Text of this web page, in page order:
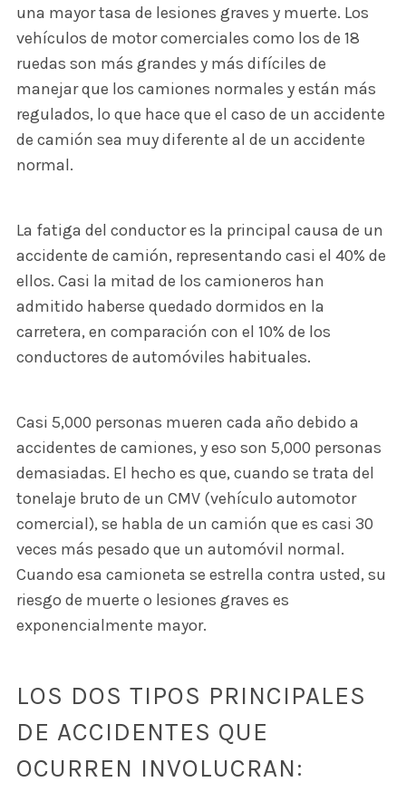
una mayor tasa de lesiones graves y muerte. Los
vehículos de motor comerciales como los de 18
ruedas son más grandes y más difíciles de
manejar que los camiones normales y están más
regulados, lo que hace que el caso de un accidente
de camión sea muy diferente al de un accidente
normal.
La fatiga del conductor es la principal causa de un
accidente de camión, representando casi el 40% de
ellos. Casi la mitad de los camioneros han
admitido haberse quedado dormidos en la
carretera, en comparación con el 10% de los
conductores de automóviles habituales.
Casi 5,000 personas mueren cada año debido a
accidentes de camiones, y eso son 5,000 personas
demasiadas. El hecho es que, cuando se trata del
tonelaje bruto de un CMV (vehículo automotor
comercial), se habla de un camión que es casi 30
veces más pesado que un automóvil normal.
Cuando esa camioneta se estrella contra usted, su
riesgo de muerte o lesiones graves es
exponencialmente mayor.
LOS DOS TIPOS PRINCIPALES
DE ACCIDENTES QUE
OCURREN INVOLUCRAN: